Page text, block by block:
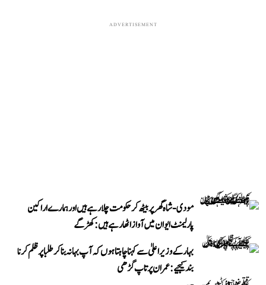
ADVERTISEMENT
مودی-شاہ گھر پر بیٹھ کر حکومت چلا رہے ہیں اور ہمارے اراکین
پارلیمنٹ ایوان میں آواز اٹھا رہے ہیں: کھڑگے
بہار کے وزیر اعلیٰ سے کہنا چاہتا ہوں کہ آپ بہانہ بنا کر طلبا پر ظلم کرنا
بند کیجیے: عمران پرتاپ گڑھی